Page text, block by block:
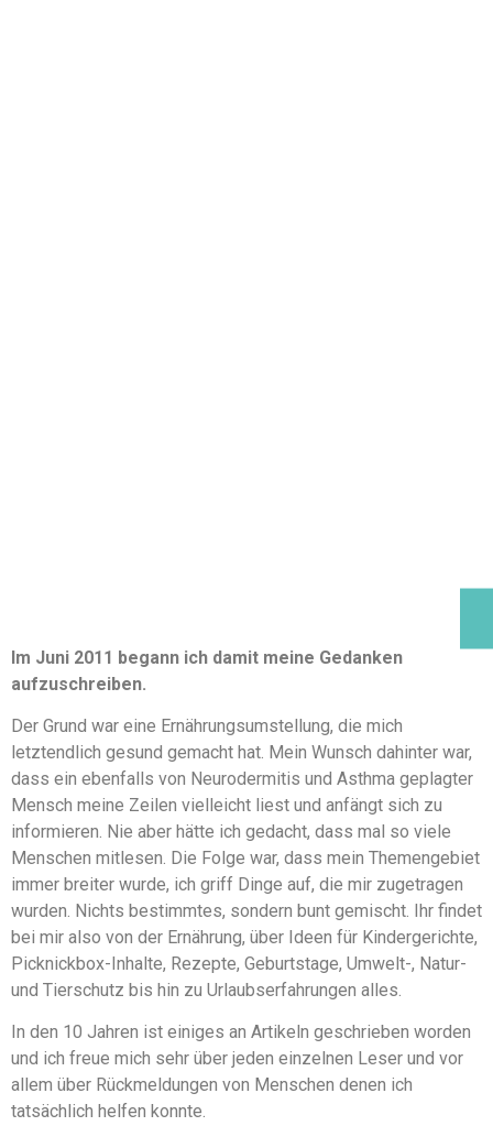
Im Juni 2011 begann ich damit meine Gedanken
aufzuschreiben.
Der Grund war eine Ernährungsumstellung, die mich
letztendlich gesund gemacht hat. Mein Wunsch dahinter war,
dass ein ebenfalls von Neurodermitis und Asthma geplagter
Mensch meine Zeilen vielleicht liest und anfängt sich zu
informieren. Nie aber hätte ich gedacht, dass mal so viele
Menschen mitlesen. Die Folge war, dass mein Themengebiet
immer breiter wurde, ich griff Dinge auf, die mir zugetragen
wurden. Nichts bestimmtes, sondern bunt gemischt. Ihr findet
bei mir also von der Ernährung, über Ideen für Kindergerichte,
Picknickbox-Inhalte, Rezepte, Geburtstage, Umwelt-, Natur-
und Tierschutz bis hin zu Urlaubserfahrungen alles.
In den 10 Jahren ist einiges an Artikeln geschrieben worden
und ich freue mich sehr über jeden einzelnen Leser und vor
allem über Rückmeldungen von Menschen denen ich
tatsächlich helfen konnte.